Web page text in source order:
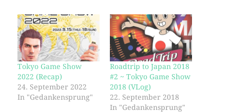
Tokyo Game Show
2022 (Recap)
24. September 2022
In "Gedankensprung"
Roadtrip to Japan 2018
#2 ~ Tokyo Game Show
2018 (VLog)
22. September 2018
In "Gedankensprung"